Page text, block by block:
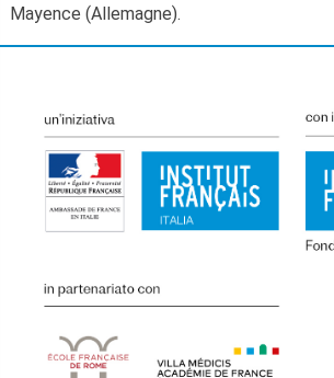
RECHERCHER
Mayence (Allemagne).